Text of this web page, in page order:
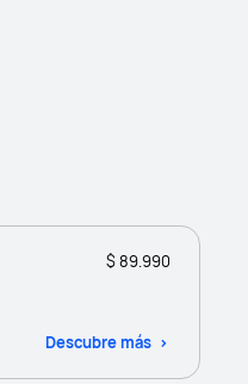
$ 89.990
Descubre más